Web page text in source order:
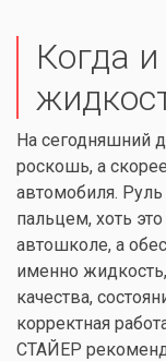
Когда
На сегодняшний
роскошь, а
автомобиля.
пальцем, хоть
автошколе, а
именно
качества,
корректная
СТАЙЕР